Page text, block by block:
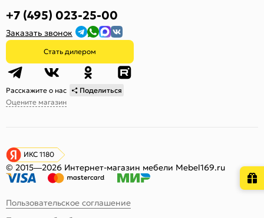
+7 (495) 023-25-00
Заказать звонок
Стать дилером
Расскажите о нас
Поделиться
Оцените магазин
ИКС 1180
© 2015—2026 Интернет-магазин мебели Mebel169.ru
Пользовательское соглашение